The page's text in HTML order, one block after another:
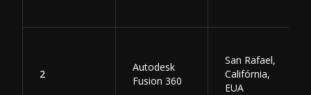
2
Autodesk
Fusion 360
San Rafael,
Califórnia,
EUA